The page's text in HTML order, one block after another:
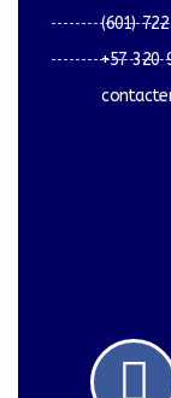
(601)
+57 320